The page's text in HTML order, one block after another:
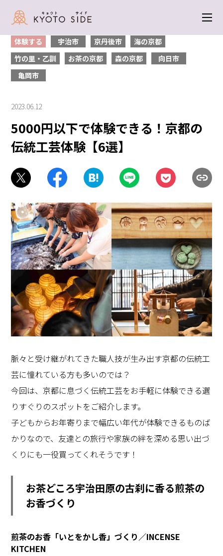
選】
体験する 宇治市 京丹後市
海の京都
竹の里・乙訓
お茶の京都 森の京都
向日市
亀岡市
2023.06.12
5000円以下で体験できる！京都の
伝統工芸体験【6選】
脈々と受け継がれてきた職人技が生み出す京都の伝統工
芸に憧れている方も多いのでは？
今回は、京都に息づく伝統工芸をお手軽に体験できる選
りすぐりのスポットをご紹介します。
子どもからお年寄りまで幅広い年代が体験できるものば
かりなので、友達との旅行や家族の絆を深める思い出づ
くりにも一役買ってくれそうです！
お茶どころ宇治田原の古刹に香る煎茶の
お香づくり
煎茶のお香「いとをかし香」づくり／INCENSE
KITCHEN